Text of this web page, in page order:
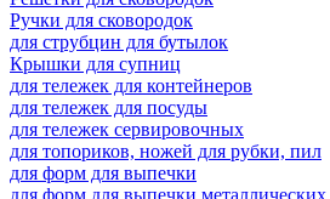
Ручки для сковородок
для струбцин для бутылок
Крышки для супниц
для тележек для контейнеров
для тележек для посуды
для тележек сервировочных
для топориков, ножей для рубки, пил
для форм для выпечки
для форм для выпечки металлических